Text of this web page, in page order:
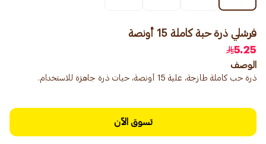
فرشلي ذرة حبة كاملة 15 أونصة
5.25
الوصف
ذرة حب كاملة طازجة، علبة 15 أونصة، حبات ذرة جاهزة للاستخدام.
تسوق الآن